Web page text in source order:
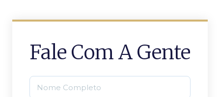
Fale Com A Gente